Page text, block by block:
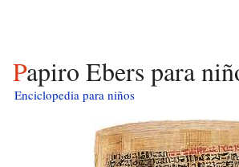
Papiro Ebers para
Enciclopedia para niños